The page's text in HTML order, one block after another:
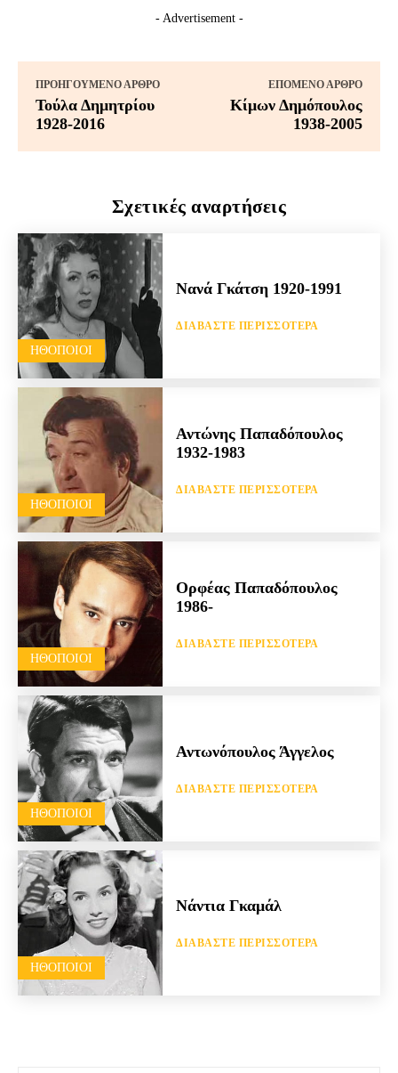
Σχετικές αναρτήσεις
HΘΟΠΟΙΟΊ
Νανά Γκάτση 1920-1991
ΔΙΑΒΆΣΤΕ ΠΕΡΙΣΣΌΤΕΡΑ
HΘΟΠΟΙΟΊ
Αντώνης Παπαδόπουλος
1932-1983
ΔΙΑΒΆΣΤΕ ΠΕΡΙΣΣΌΤΕΡΑ
HΘΟΠΟΙΟΊ
Ορφέας Παπαδόπουλος
1986-
ΔΙΑΒΆΣΤΕ ΠΕΡΙΣΣΌΤΕΡΑ
HΘΟΠΟΙΟΊ
Αντωνόπουλος Άγγελος
ΔΙΑΒΆΣΤΕ ΠΕΡΙΣΣΌΤΕΡΑ
HΘΟΠΟΙΟΊ
Νάντια Γκαμάλ
ΔΙΑΒΆΣΤΕ ΠΕΡΙΣΣΌΤΕΡΑ
- Advertisement -
ΠΡΟΗΓΟΎΜΕΝΟ ΆΡΘΡΟ
Τούλα Δημητρίου
1928-2016
ΕΠΌΜΕΝΟ ΆΡΘΡΟ
Κίμων Δημόπουλος
1938-2005